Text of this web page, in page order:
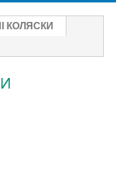
КОЛЯСКИ